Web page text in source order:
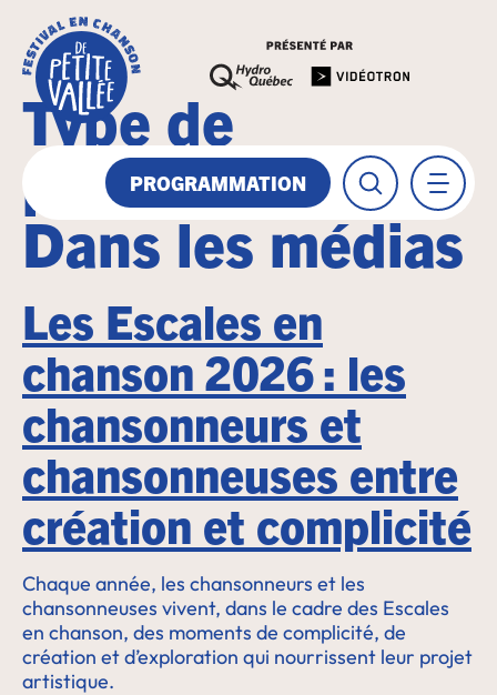
PROGRAMMATION
Type de
publication :
Dans les médias
Les Escales en
chanson 2026 : les
chansonneurs et
chansonneuses entre
création et complicité
Chaque année, les chansonneurs et les
chansonneuses vivent, dans le cadre des Escales
en chanson, des moments de complicité, de
création et d’exploration qui nourrissent leur projet
artistique.